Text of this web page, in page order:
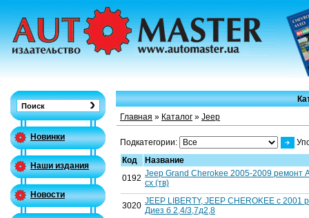
Новинки
Наши издания
Новости
Главная » Каталог » Jeep
Подкатегории:
Код
Название
0192 Jeep Grand Cherokee 2005-2009 ремонт
сх (тв)
3020 JEEP LIBERTY, JEEP CHEROKEE с 2001
Диез б 2,4/3,7д2,8